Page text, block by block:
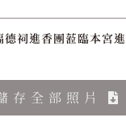
祠進香團蒞臨本宮
存全部照片